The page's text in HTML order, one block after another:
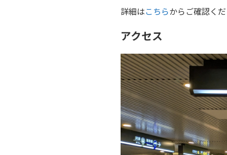
詳細はこちらからご確認く
アクセス